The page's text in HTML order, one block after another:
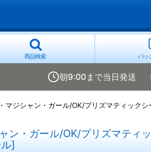
商品検索 パッ
朝9:00まで当日発送
ジシャン・ガール/OK/プリズマティックシ
・ガール/OK/プリズマティ
]